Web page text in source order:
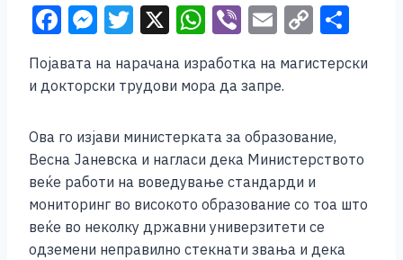
F
c
b
o
o
k
M
ss
n
g
er
T
tt
er
X W
h
at
A
p
p
Vi
er
E
ai
C
p
Li
n
k
ar
Појавата на нарачана изработка на магистерски
и докторски трудови мора да запре.
Ова го изјави министерката за образование,
Весна Јаневска и нагласи дека Министерството
веќе работи на воведување стандарди и
мониторинг во високото образование со тоа што
веќе во неколку државни универзитети се
одземени неправилно стекнати звања и дека